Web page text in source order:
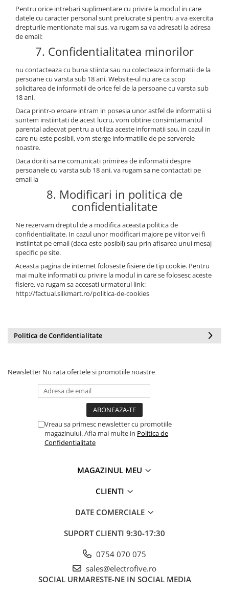
Pentru orice intrebari suplimentare cu privire la modul in care
datele cu caracter personal sunt prelucrate si pentru a va exercita
drepturile mentionate mai sus, va rugam sa va adresati la adresa
de email:
7. Confidentialitatea minorilor
nu contacteaza cu buna stiinta sau nu colecteaza informatii de la
persoane cu varsta sub 18 ani. Website-ul nu are ca scop
solicitarea de informatii de orice fel de la persoane cu varsta sub
18 ani.
Daca printr-o eroare intram in posesia unor astfel de informatii si
suntem instiintati de acest lucru, vom obtine consimtamantul
parental adecvat pentru a utiliza aceste informatii sau, in cazul in
care nu este posibil, vom sterge informatiile de pe serverele
noastre.
Daca doriti sa ne comunicati primirea de informatii despre
persoanele cu varsta sub 18 ani, va rugam sa ne contactati pe
email la
8. Modificari in politica de
confidentialitate
Ne rezervam dreptul de a modifica aceasta politica de
confidentialitate. In cazul unor modificari majore pe viitor vei fi
instiintat pe email (daca este posibil) sau prin afisarea unui mesaj
specific pe site.
Aceasta pagina de internet foloseste fisiere de tip cookie. Pentru
mai multe informatii cu privire la modul in care se folosesc aceste
fisiere, va rugam sa accesati urmatorul link:
http://factual.silkmart.ro/politica-de-cookies
Politica de Confidentialitate
Newsletter Nu rata ofertele si promotiile noastre
Vreau sa primesc newsletter cu promotiile
magazinului. Afla mai multe in Politica de
Confidentialitate
MAGAZINUL MEU
CLIENTI
DATE COMERCIALE
SUPORT CLIENTI 9:30-17:30
0754 070 075
sales@electrofive.ro
SOCIAL URMARESTE-NE IN SOCIAL MEDIA